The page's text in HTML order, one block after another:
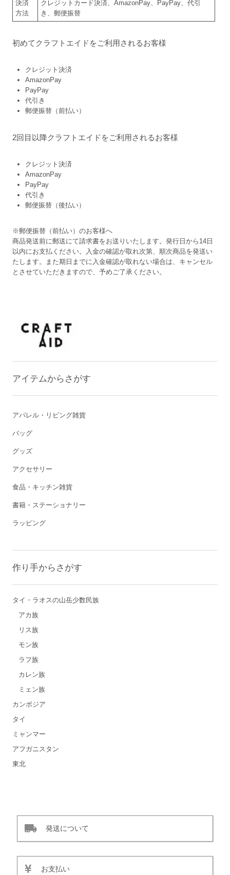
決済
方法
クレジットカード決済、AmazonPay、PayPay、代引
き、郵便振替
初めてクラフトエイドをご利用されるお客様
クレジット決済
AmazonPay
PayPay
代引き
郵便振替（前払い）
2回目以降クラフトエイドをご利用されるお客様
クレジット決済
AmazonPay
PayPay
代引き
郵便振替（後払い）
※郵便振替（前払い）のお客様へ
商品発送前に郵送にて請求書をお送りいたします。発行日から14日
以内にお支払ください。入金の確認が取れ次第、順次商品を発送い
たします。また期日までに入金確認が取れない場合は、キャンセル
とさせていただきますので、予めご了承ください。
アイテムからさがす
アパレル・リビング雑貨
バッグ
グッズ
アクセサリー
食品・キッチン雑貨
書籍・ステーショナリー
ラッピング
作り手からさがす
タイ・ラオスの山岳少数民族
アカ族
リス族
モン族
ラフ族
カレン族
ミェン族
カンボジア
タイ
ミャンマー
アフガニスタン
東北
発送について
お支払い